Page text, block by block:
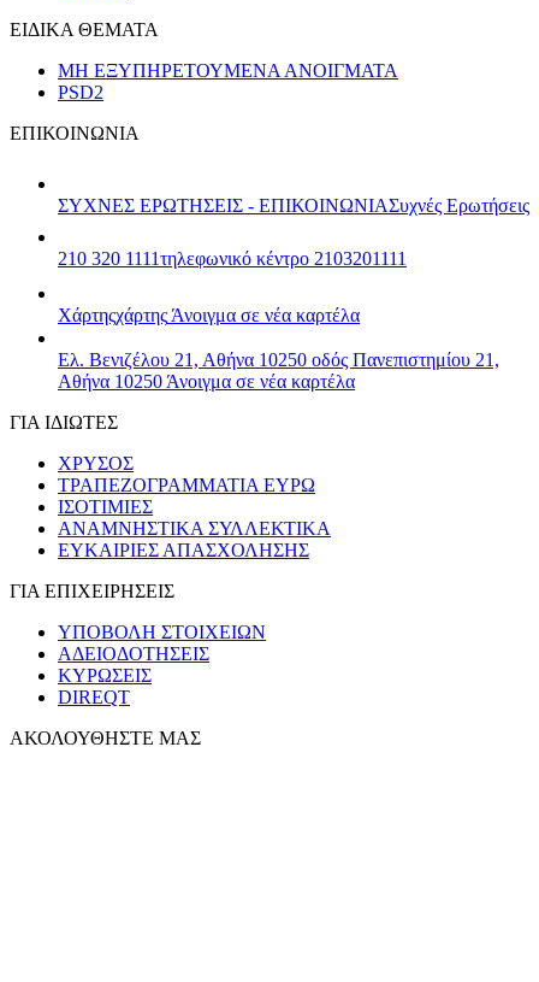
ΕΙΔΙΚΑ ΘΕΜΑΤΑ
ΜΗ ΕΞΥΠΗΡΕΤΟΥΜΕΝΑ ΑΝΟΙΓΜΑΤΑ
PSD2
ΕΠΙΚΟΙΝΩΝΙΑ
ΣΥΧΝΕΣ ΕΡΩΤΗΣΕΙΣ - ΕΠΙΚΟΙΝΩΝΙΑΣυχνές Ερωτήσεις
210 320 1111τηλεφωνικό κέντρο 2103201111
Χάρτηςχάρτης Άνοιγμα σε νέα καρτέλα
Ελ. Βενιζέλου 21, Αθήνα 10250 οδός Πανεπιστημίου 21,
Αθήνα 10250 Άνοιγμα σε νέα καρτέλα
ΓΙΑ ΙΔΙΩΤΕΣ
ΧΡΥΣΟΣ
ΤΡΑΠΕΖΟΓΡΑΜΜΑΤΙΑ ΕΥΡΩ
ΙΣΟΤΙΜΙΕΣ
ΑΝΑΜΝΗΣΤΙΚΑ ΣΥΛΛΕΚΤΙΚΑ
ΕΥΚΑΙΡΙΕΣ ΑΠΑΣΧΟΛΗΣΗΣ
ΓΙΑ ΕΠΙΧΕΙΡΗΣΕΙΣ
ΥΠΟΒΟΛΗ ΣΤΟΙΧΕΙΩΝ
ΑΔΕΙΟΔΟΤΗΣΕΙΣ
ΚΥΡΩΣΕΙΣ
DIREQT
ΑΚΟΛΟΥΘΗΣΤΕ ΜΑΣ